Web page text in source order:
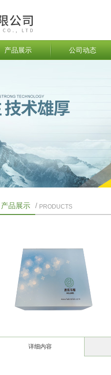
产品展示 公司动态
产品展示 / PRODUCTS
详细内容